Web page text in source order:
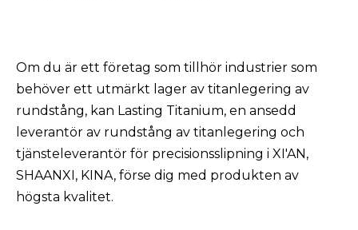
Om du är ett företag som tillhör industrier som
behöver ett utmärkt lager av titanlegering av
rundstång, kan Lasting Titanium, en ansedd
leverantör av rundstång av titanlegering och
tjänsteleverantör för precisionsslipning i XI'AN,
SHAANXI, KINA, förse dig med produkten av
högsta kvalitet.